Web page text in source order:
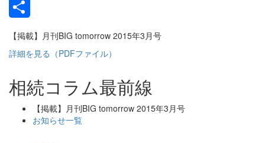
Message
有
【掲載】月刊BIG tomorrow 2015年3月号
詳細を見る（PDFファイル）
相続コラム最前線
【掲載】月刊BIG tomorrow 2015年3月号
お知らせ一覧